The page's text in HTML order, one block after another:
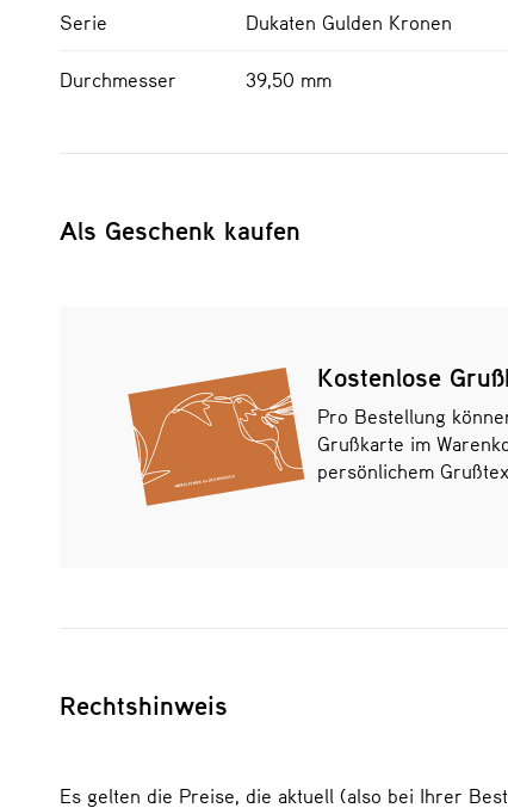
Serie Dukaten Gulden Kronen
Durchmesser 39,50 mm
Als Geschenk kaufen
Kostenlose
Pro Bestellung
Grußkarte im
persönlichem
Rechtshinweis
Es gelten die Preise, die aktuell (also bei Ihrer